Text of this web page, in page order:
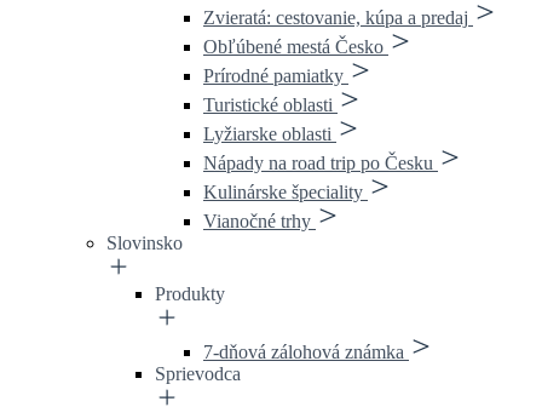
Zvieratá: cestovanie, kúpa a predaj
Obľúbené mestá Česko
Prírodné pamiatky
Turistické oblasti
Lyžiarske oblasti
Nápady na road trip po Česku
Kulinárske špeciality
Vianočné trhy
Slovinsko
Produkty
7-dňová zálohová známka
Sprievodca